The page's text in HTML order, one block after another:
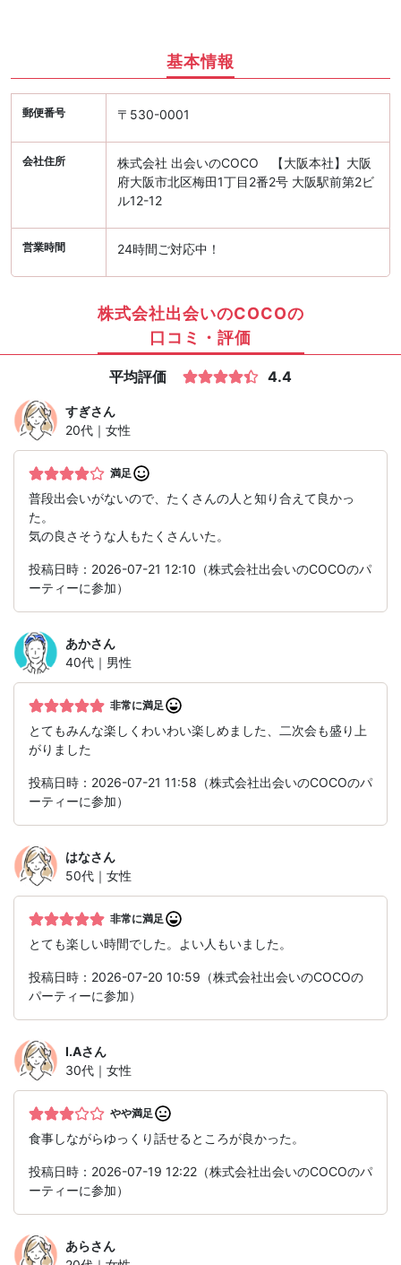
基本情報
郵便番号 〒530-0001
会社住所
株式会社 出会いのCOCO 【大阪本社】大阪
府大阪市北区梅田1丁目2番2号 大阪駅前第2ビ
ル12-12
営業時間 24時間ご対応中！
株式会社出会いのCOCOの
口コミ・評価
平均評価 4.4
すぎさん
20代｜女性
満足
普段出会いがないので、たくさんの人と知り合えて良かっ
た。
気の良さそうな人もたくさんいた。
投稿日時：2026-07-21 12:10（株式会社出会いのCOCOのパ
ーティーに参加）
あかさん
40代｜男性
非常に満足
とてもみんな楽しくわいわい楽しめました、二次会も盛り上
がりました
投稿日時：2026-07-21 11:58（株式会社出会いのCOCOのパ
ーティーに参加）
はなさん
50代｜女性
非常に満足
とても楽しい時間でした。よい人もいました。
投稿日時：2026-07-20 10:59（株式会社出会いのCOCOの
パーティーに参加）
I.Aさん
30代｜女性
やや満足
食事しながらゆっくり話せるところが良かった。
投稿日時：2026-07-19 12:22（株式会社出会いのCOCOのパ
ーティーに参加）
あらさん